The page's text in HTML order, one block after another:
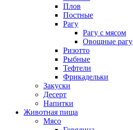
Плов
Постные
Рагу
Рагу с мясом
Овощные рагу
Ризотто
Рыбные
Тефтели
Фрикадельки
Закуски
Десерт
Напитки
Животная пища
Мясо